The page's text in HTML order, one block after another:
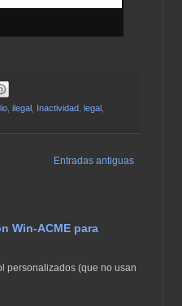
ilegal Inactividad legal
Entradas antiguas
Win-ACME para
personalizados (que no usan